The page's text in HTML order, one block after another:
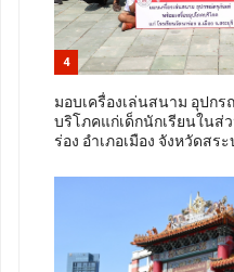
4
มอบเครื่องเล่นสนาม อุปก
บริโภคแก่เด็กนักเรียนในส่
ร่อง อำเภอเมือง จังหวัดสร